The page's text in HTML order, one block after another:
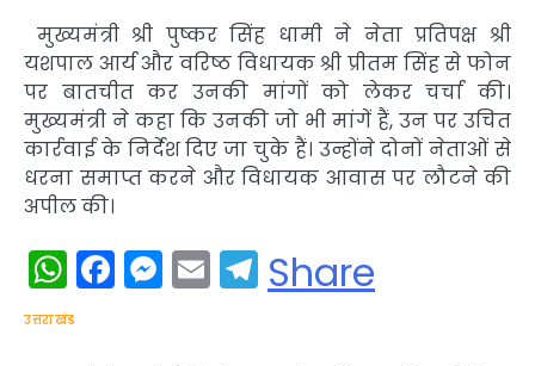
मुख्यमंत्री श्री पुष्कर सिंह धामी ने नेता प्रतिपक्ष श्री
यशपाल आर्य और वरिष्ठ विधायक श्री प्रीतम सिंह से फोन
पर बातचीत कर उनकी मांगों को लेकर चर्चा की।
मुख्यमंत्री ने कहा कि उनकी जो भी मांगें हैं, उन पर उचित
कार्रवाई के निर्देश दिए जा चुके हैं। उन्होंने दोनों नेताओं से
धरना समाप्त करने और विधायक आवास पर लौटने की
अपील की।
WhatsApp
Facebook
Messenger
EmailTelegram
Share
उत्तराखंड